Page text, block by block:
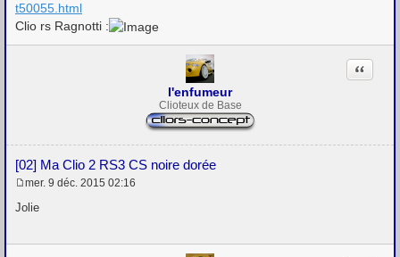
t50055.html
Clio rs Ragnotti :
l'enfumeur
Clioteux de Base
[02] Ma Clio 2 RS3 CS noire dorée
Citation
e
a
mer. 9 déc. 2015 02:16
Jolie